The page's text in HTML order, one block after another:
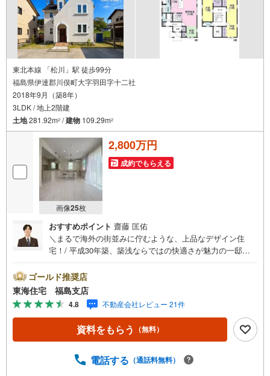
東北本線 「松川」駅 徒歩99分
福島県伊達郡川俣町大字羽田字十二社
2018年9月（築8年）
3LDK / 地上2階建
土地281.92m2 /建物 109.29m2
画像25枚
2,800万円
成約でもらえる
おすすめポイント 齋藤 匡佑
＼まるで海外の街並みに佇むような、上品なデザイン住
宅！/ 平成30年築、築浅ならではの快適さが魅力の一邸！ 3
フェのような空間に 福島で30年の地域密着不動産会社で
す！福島県出身スタッフが中心で、地元を熟知した暮らし
目線のご提案が強み。Google口コミでも 4.7の高評価をい
ただいています！実際のお客様の声も、ぜひ参考になさっ
てください。＼住宅ローンのご相談は無料です！/「通るか
な…？」と不安な段階でも大丈夫です。自己資金が少ない
ライフプランシミュレーションも無料で、将来のことを一
ゴールド推奨店
東海住宅 福島支店
4.8 不動産会社レビュー 21件
資料をもらう （無料）
電話する （通話料無料）